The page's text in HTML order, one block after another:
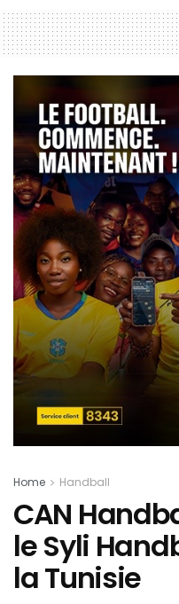
Home Handball
CAN
le Syli
la Tunisie